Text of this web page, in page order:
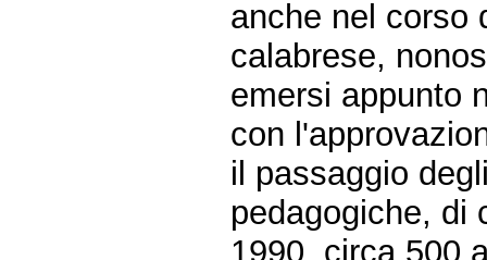
anche nel corso
calabrese,
emersi appunto
con
il passaggio
pedagogiche, di
1990, circa 500